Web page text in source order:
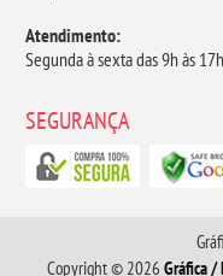
Atendimento:
Segunda à sexta das 9h às 17h
SEGURANÇA
Copyright © 2026 Gráfica /